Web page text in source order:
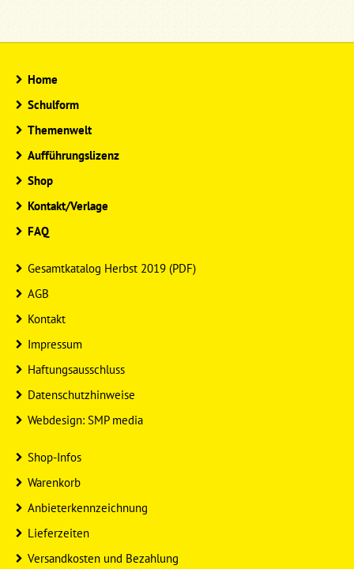
Home
Schulform
Themenwelt
Aufführungslizenz
Shop
Kontakt/Verlage
FAQ
Gesamtkatalog Herbst 2019 (PDF)
AGB
Kontakt
Impressum
Haftungsausschluss
Datenschutzhinweise
Webdesign: SMP media
Shop-Infos
Warenkorb
Anbieterkennzeichnung
Lieferzeiten
Versandkosten und Bezahlung